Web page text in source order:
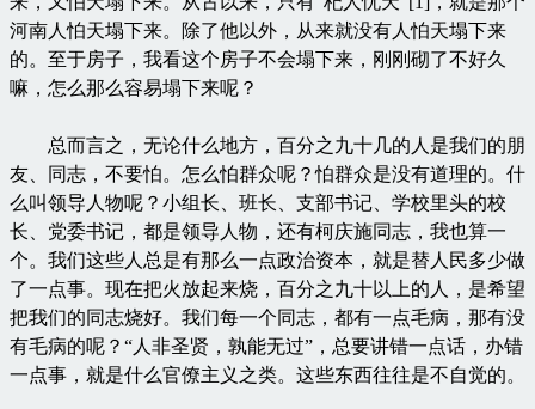
河南人怕天塌下来。除了他以外，从来就没有人怕天塌下来
的。至于房子，我看这个房子不会塌下来，刚刚砌了不好久
嘛，怎么那么容易塌下来呢？
总而言之，无论什么地方，百分之九十几的人是我们的朋
友、同志，不要怕。怎么怕群众呢？怕群众是没有道理的。什
么叫领导人物呢？小组长、班长、支部书记、学校里头的校
长、党委书记，都是领导人物，还有柯庆施同志，我也算一
个。我们这些人总是有那么一点政治资本，就是替人民多少做
了一点事。现在把火放起来烧，百分之九十以上的人，是希望
把我们的同志烧好。我们每一个同志，都有一点毛病，那有没
有毛病的呢？“人非圣贤，孰能无过”，总要讲错一点话，办错
一点事，就是什么官僚主义之类。这些东西往往是不自觉的。